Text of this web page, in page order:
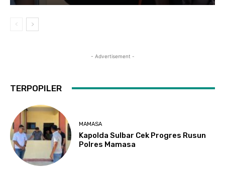
- Advertisement -
TERPOPILER
MAMASA
Kapolda Sulbar Cek Progres Rusun
Polres Mamasa